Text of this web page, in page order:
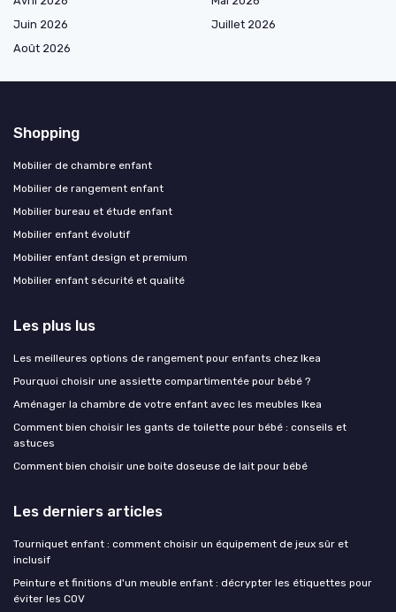
Juin 2026
Juillet 2026
Août 2026
Shopping
Mobilier de chambre enfant
Mobilier de rangement enfant
Mobilier bureau et étude enfant
Mobilier enfant évolutif
Mobilier enfant design et premium
Mobilier enfant sécurité et qualité
Les plus lus
Les meilleures options de rangement pour enfants chez Ikea
Pourquoi choisir une assiette compartimentée pour bébé ?
Aménager la chambre de votre enfant avec les meubles Ikea
Comment bien choisir les gants de toilette pour bébé : conseils et
astuces
Comment bien choisir une boite doseuse de lait pour bébé
Les derniers articles
Tourniquet enfant : comment choisir un équipement de jeux sûr et
inclusif
Peinture et finitions d'un meuble enfant : décrypter les étiquettes pour
éviter les COV